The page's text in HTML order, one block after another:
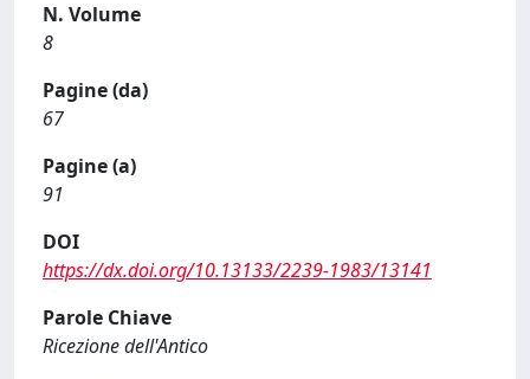
N. Volume
8
Pagine (da)
67
Pagine (a)
91
DOI
https://dx.doi.org/10.13133/2239-1983/13141
Parole Chiave
Ricezione dell'Antico